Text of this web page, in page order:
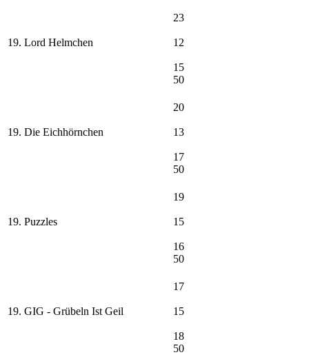
19. Lord Helmchen
23
12
15
50
19. Die Eichhörnchen
20
13
17
50
19. Puzzles
19
15
16
50
19. GIG - Grübeln Ist Geil
17
15
18
50